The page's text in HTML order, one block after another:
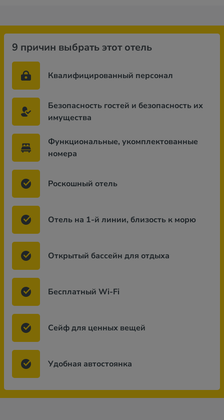
9 причин выбрать этот отель
Квалифицированный персонал
Безопасность гостей и безопасность их
имущества
Функциональные, укомплектованные
номера
Роскошный отель
Отель на 1-й линии, близость к морю
Открытый бассейн для отдыха
Бесплатный Wi-Fi
Сейф для ценных вещей
Удобная автостоянка